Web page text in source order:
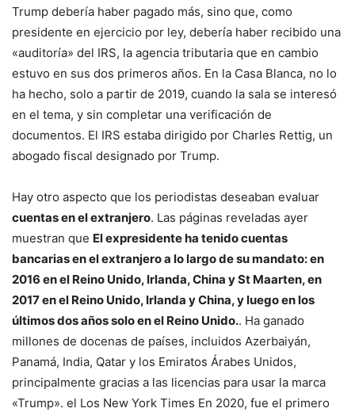
Trump debería haber pagado más, sino que, como
presidente en ejercicio por ley, debería haber recibido una
«auditoría» del IRS, la agencia tributaria que en cambio
estuvo en sus dos primeros años. En la Casa Blanca, no lo
ha hecho, solo a partir de 2019, cuando la sala se interesó
en el tema, y ​​sin completar una verificación de
documentos. El IRS estaba dirigido por Charles Rettig, un
abogado fiscal designado por Trump.
Hay otro aspecto que los periodistas deseaban evaluar
cuentas en el extranjero. Las páginas reveladas ayer
muestran que El expresidente ha tenido cuentas
bancarias en el extranjero a lo largo de su mandato: en
2016 en el Reino Unido, Irlanda, China y St Maarten, en
2017 en el Reino Unido, Irlanda y China, y luego en los
últimos dos años solo en el Reino Unido.. Ha ganado
millones de docenas de países, incluidos Azerbaiyán,
Panamá, India, Qatar y los Emiratos Árabes Unidos,
principalmente gracias a las licencias para usar la marca
«Trump». el Los New York Times En 2020, fue el primero